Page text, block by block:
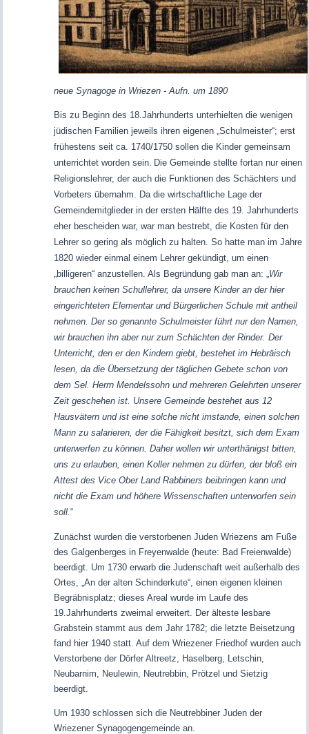
neue Synagoge in Wriezen - Aufn. um 1890
Bis zu Beginn des 18.Jahrhunderts unterhielten die wenigen
jüdischen Familien jeweils ihren eigenen „Schulmeister“; erst
frühestens seit ca. 1740/1750 sollen die Kinder gemeinsam
unterrichtet worden sein. Die Gemeinde stellte fortan nur einen
Religionslehrer, der auch die Funktionen des Schächters und
Vorbeters übernahm. Da die wirtschaftliche Lage der
Gemeindemitglieder in der ersten Hälfte des 19. Jahrhunderts
eher bescheiden war, war man bestrebt, die Kosten für den
Lehrer so gering als möglich zu halten. So hatte man im Jahre
1820 wieder einmal einem Lehrer gekündigt, um einen
„billigeren“ anzustellen. Als Begründung gab man an: „ Wir
brauchen keinen Schullehrer, da unsere Kinder an der hier
eingerichteten Elementar und Bürgerlichen Schule mit antheil
nehmen. Der so genannte Schulmeister führt nur den Namen,
wir brauchen ihn aber nur zum Schächten der Rinder. Der
Unterricht, den er den Kindern giebt, bestehet im Hebräisch
lesen, da die Übersetzung der täglichen Gebete schon von
dem Sel. Herrn Mendelssohn und mehreren Gelehrten unserer
Zeit geschehen ist. Unsere Gemeinde bestehet aus 12
Hausvätern und ist eine solche nicht imstande, einen solchen
Mann zu salarieren, der die Fähigkeit besitzt, sich dem Exam
unterwerfen zu können. Daher wollen wir unterthänigst bitten,
uns zu erlauben, einen Koller nehmen zu dürfen, der bloß ein
Attest des Vice Ober Land Rabbiners beibringen kann und
nicht die Exam und höhere Wissenschaften unterworfen sein
soll. “
Zunächst wurden die verstorbenen Juden Wriezens am Fuße
des Galgenberges in Freyenwalde (heute: Bad Freienwalde)
beerdigt. Um 1730 erwarb die Judenschaft weit außerhalb des
Ortes, „An der alten Schinderkute“, einen eigenen kleinen
Begräbnisplatz; dieses Areal wurde im Laufe des
19.Jahrhunderts zweimal erweitert. Der älteste lesbare
Grabstein stammt aus dem Jahr 1782; die letzte Beisetzung
fand hier 1940 statt. Auf dem Wriezener Friedhof wurden auch
Verstorbene der Dörfer Altreetz, Haselberg, Letschin,
Neubarnim, Neulewin, Neutrebbin, Prötzel und Sietzig
beerdigt.
Um 1930 schlossen sich die Neutrebbiner Juden der
Wriezener Synagogengemeinde an.